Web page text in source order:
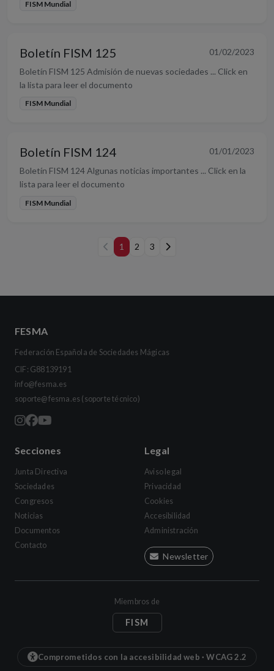
FISM Mundial
Boletín FISM 125
01/02/2023
Boletín FISM 125 Admisión de nuevas sociedades ... Click en
la lista para leer el documento
FISM Mundial
Boletín FISM 124
01/01/2023
Boletín FISM 124 Algunas noticias importantes ... Click en la
lista para leer el documento
FISM Mundial
1 2 3
FESMA
Federación Española de Sociedades Mágicas
CIF: G88139191
info@fesma.es
soporte@fesma.es (soporte técnico)
Secciones
Junta Directiva
Sociedades
Congresos
Noticias
Documentos
Contacto
Legal
Aviso legal
Privacidad
Cookies
Accesibilidad
Administración
Newsletter
Miembros de
FISM
Comprometidos con la accesibilidad web · WCAG 2.2